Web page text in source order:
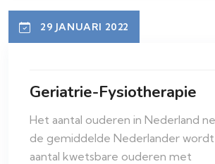
29 JANUARI 2022
Geriatrie-Fysiotherapie
Het aantal ouderen in Nederland
de gemiddelde Nederlander
aantal kwetsbare ouderen met